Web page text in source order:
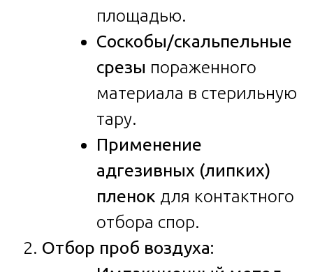
площадью.
Соскобы/скальпельные
срезы пораженного
материала в стерильную
тару.
Применение
адгезивных (липких)
пленок для контактного
отбора спор.
Отбор проб воздуха: